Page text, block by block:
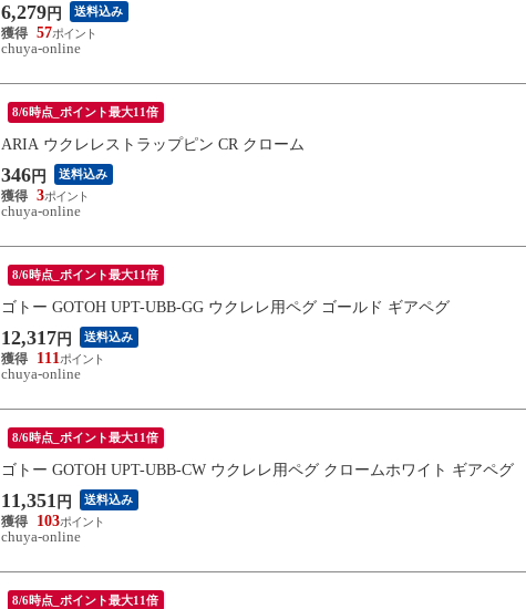
6,279 円 送料込み
57
chuya-online
8/6時点_ポイント最大11倍
ARIA ウクレレストラップピン CR クローム
346 円 送料込み
3
chuya-online
8/6時点_ポイント最大11倍
ゴトー GOTOH UPT-UBB-GG ウクレレ用ペグ ゴールド ギアペグ
12,317 円 送料込み
111
chuya-online
8/6時点_ポイント最大11倍
ゴトー GOTOH UPT-UBB-CW ウクレレ用ペグ クロームホワイト ギアペグ
11,351 円 送料込み
103
chuya-online
8/6時点_ポイント最大11倍